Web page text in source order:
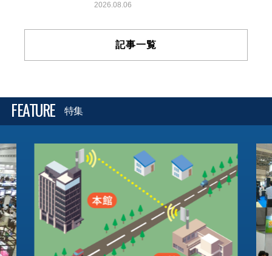
2026.08.06
記事一覧
FEATURE 特集